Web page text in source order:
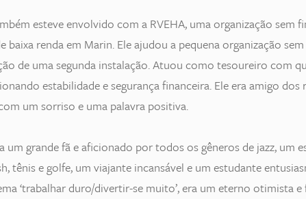
esteve envolvido com a RVEHA, uma organização sem
baixa renda em Marin. Ele ajudou a pequena organização
de uma segunda instalação. Atuou como tesoureiro com
estabilidade e segurança financeira. Ele era amigo
um sorriso e uma palavra positiva.
um grande fã e aficionado por todos os gêneros de jazz, um
tênis e golfe, um viajante incansável e um estudante
‘trabalhar duro/divertir-se muito’, era um eterno otimista